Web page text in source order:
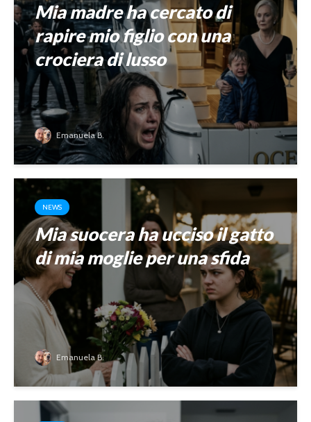
Mia madre ha cercato di
rapire mio figlio con una
crociera di lusso
Emanuela B.
NEWS
Mia suocera ha ucciso il gatto
di mia moglie per una sfida
Emanuela B.